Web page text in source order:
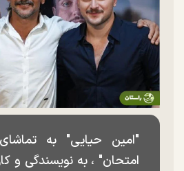
"امین حیایی" به
امتحان" ، به نویسندگی و